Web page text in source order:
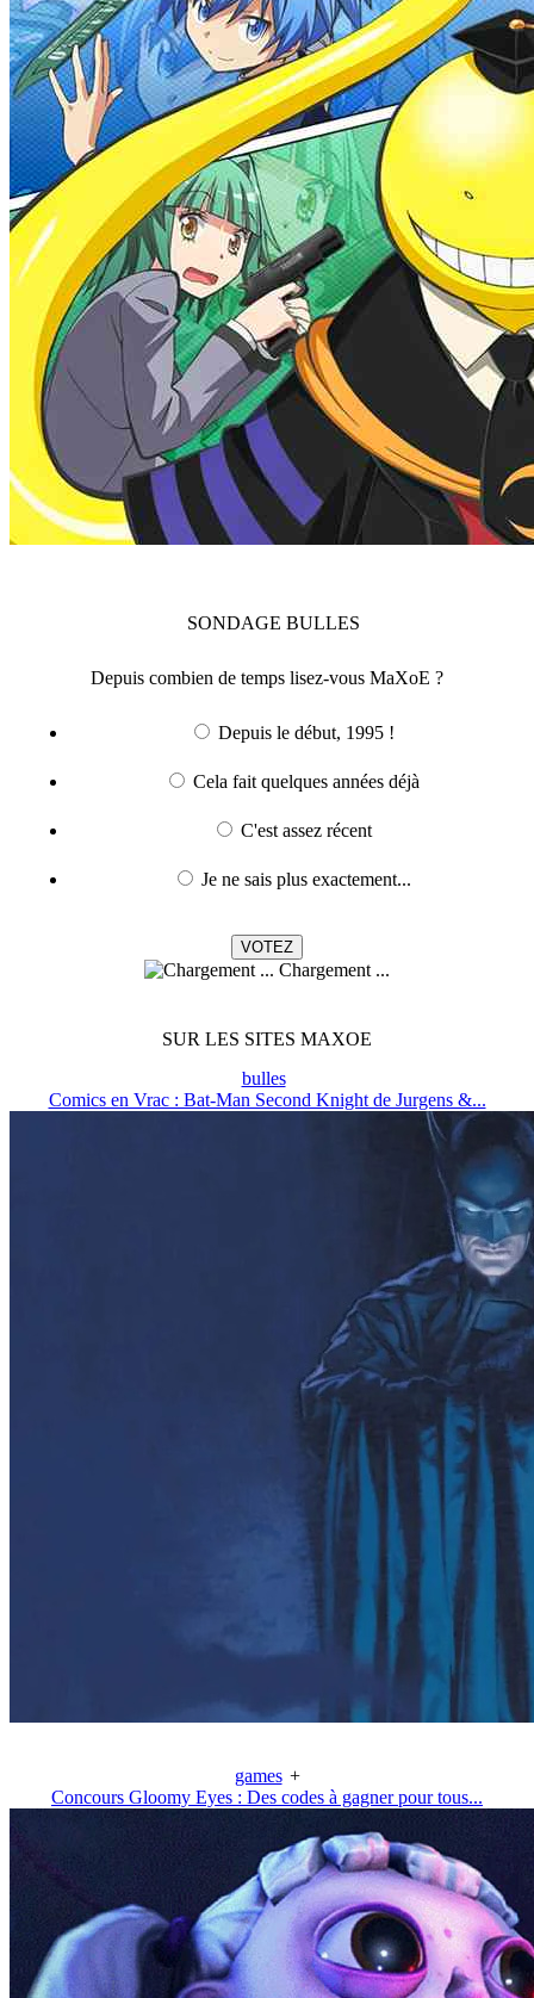
SONDAGE BULLES
Depuis combien de temps lisez-vous MaXoE ?
Depuis le début, 1995 !
Cela fait quelques années déjà
C'est assez récent
Je ne sais plus exactement...
Chargement ...
SUR LES SITES MAXOE
bulles
Comics en Vrac : Bat-Man Second Knight de Jurgens &...
games +
Concours Gloomy Eyes : Des codes à gagner pour tous...